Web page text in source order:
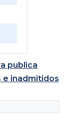
publica
e inadmitidos